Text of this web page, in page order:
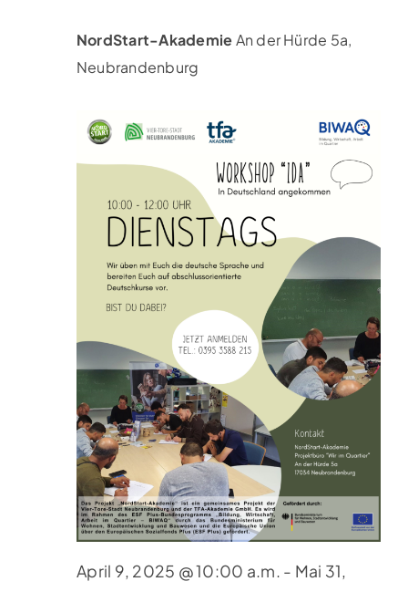
NordStart-AkademieAn der Hürde 5a,
Neubrandenburg
April 9, 2025 @ 10:00 a.m. - Mai 31,